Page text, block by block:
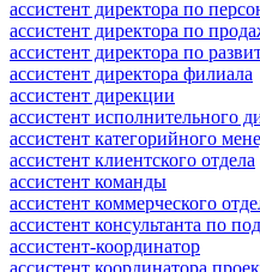
ассистент директора по
ассистент директора по
ассистент директора по
ассистент директора филиала
ассистент дирекции
ассистент исполнительного
ассистент категорийного
ассистент клиентского отдела
ассистент команды
ассистент коммерческого
ассистент консультанта по
ассистент-координатор
ассистент координатора